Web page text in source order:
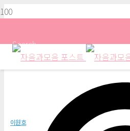
Search
新 밤의 대통령 2권
이원호